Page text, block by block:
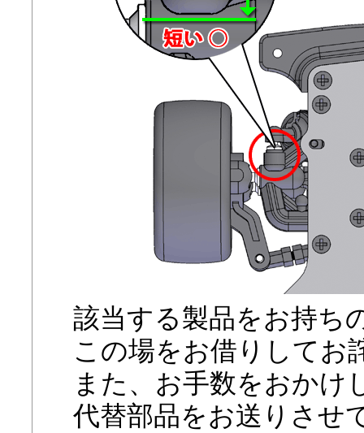
該当する製品をお持ち
この場をお借りしてお
また、お手数をおかけ
代替部品をお送りさせ